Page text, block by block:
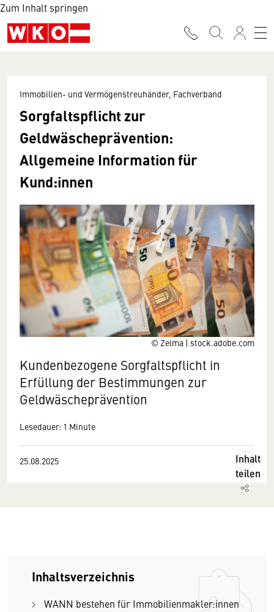
Zum Inhalt springen
© Zelma | stock.adobe.com
Immobilien- und Vermögenstreuhänder, Fachverband
Sorgfaltspflicht zur
Geldwäscheprävention:
Allgemeine Information für
Kund:innen
Kundenbezogene Sorgfaltspflicht in
Erfüllung der Bestimmungen zur
Geldwäscheprävention
Lesedauer: 1 Minute
25.08.2025
Inhalt
teilen
Inhaltsverzeichnis
WANN bestehen für Immobilienmakler:innen